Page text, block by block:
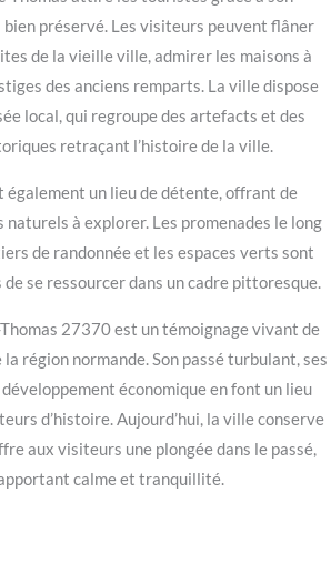
préservé. Les visiteurs peuvent flâner
de la vieille ville, admirer les maisons à
des anciens remparts. La ville dispose
local, qui regroupe des artefacts et des
retraçant l’histoire de la ville.
également un lieu de détente, offrant de
naturels à explorer. Les promenades le long
de randonnée et les espaces verts sont
se ressourcer dans un cadre pittoresque.
27370 est un témoignage vivant de
région normande. Son passé turbulant, ses
économique en font un lieu
d’histoire. Aujourd’hui, la ville conserve
aux visiteurs une plongée dans le passé,
calme et tranquillité.